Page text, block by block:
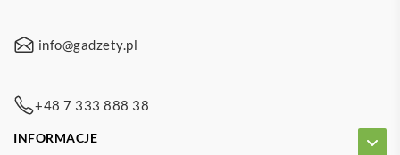
info@gadzety.pl
+48 7 333 888 38
INFORMACJE